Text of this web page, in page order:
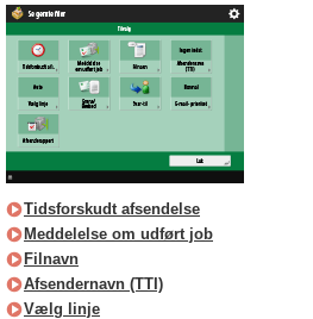
Tidsforskudt afsendelse
Meddelelse om udført job
Filnavn
Afsendernavn (TTI)
Vælg linje